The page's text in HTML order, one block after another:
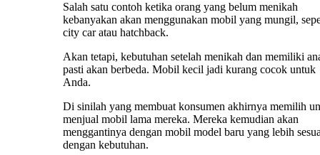
Salah satu contoh ketika orang yang belum menikah
kebanyakan akan menggunakan mobil yang mungil,
city car atau hatchback.
Akan tetapi, kebutuhan setelah menikah dan memiliki
pasti akan berbeda. Mobil kecil jadi kurang cocok untuk
Anda.
Di sinilah yang membuat konsumen akhirnya memilih
menjual mobil lama mereka. Mereka kemudian akan
menggantinya dengan mobil model baru yang lebih
dengan kebutuhan.